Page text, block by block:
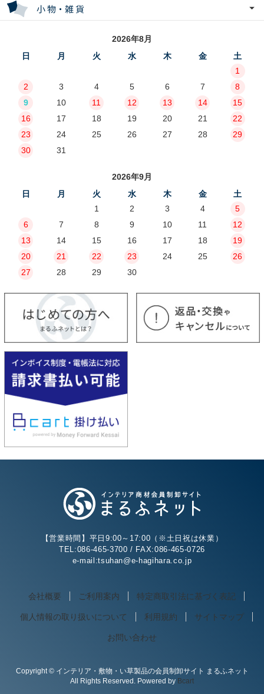
2026年8月
日
月 火 水 木 金
土
1
2
3 4 5 6 7
8
9
10 11 12 13 14
15
16
17 18 19 20 21
22
23
24 25 26 27 28
29
30
31
2026年9月
日
月 火 水 木 金
土
1
2 3 4
5
6
7 8 9 10 11
12
13
14 15 16 17 18
19
20
21 22 23 24 25
26
27
28 29 30
【営業時間】平日9:00～17:00（※土日祝は休業）
TEL:086-465-3700 / FAX:086-465-0726
e-mail:tsuhan@e-hagihara.co.jp
会社概要 ご利用案内 特定商取引法に基づく表記
個人情報の取り扱いについて 利用規約 サイトマップ
お問い合わせ
Copyright © インテリア・敷物・い草製品の会員制卸サイト まるふネット
All Rights Reserved. Powered by Bcart